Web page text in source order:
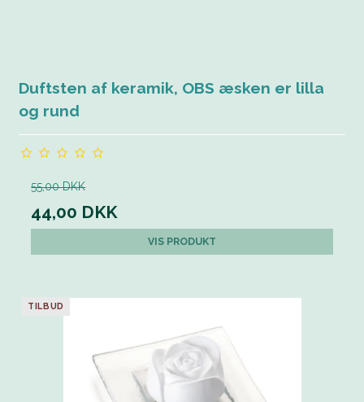
Duftsten af keramik, OBS æsken er lilla
og rund
55,00 DKK
44,00 DKK
VIS PRODUKT
TILBUD